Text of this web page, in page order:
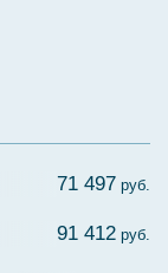
71 497 руб.
91 412 руб.